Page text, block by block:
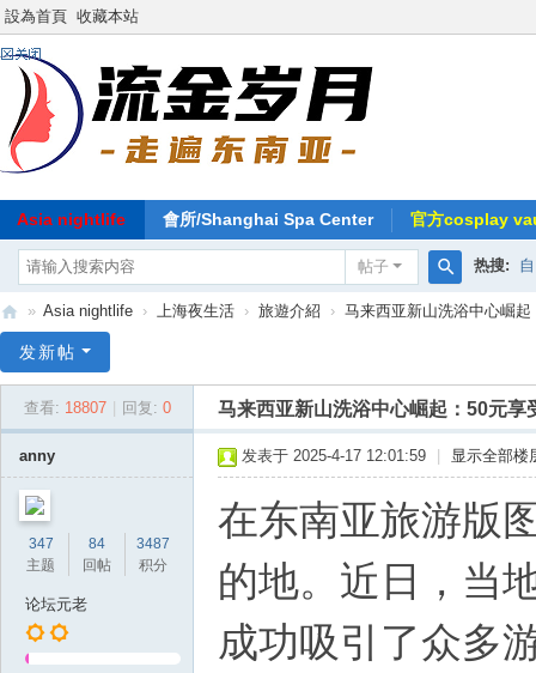
設為首頁 收藏本站
Asia nightlife 會所/Shanghai Spa Center 官方cosplay
帖子
搜
热搜:
南
» Asia nightlife › 上海夜生活 › 旅遊介紹 › 马来西亚新山洗浴中心崛
发新帖
查看: 18807 回复: 0 马来西亚新山洗浴中心崛起：50元享
anny
347
主题
84
回帖
3487
积分
论坛元老
发表于 2025-4-17 12:01:59 显示全部楼
在东南亚旅游版
的地。近日，当
成功吸引了众多